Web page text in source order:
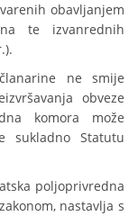
obavljanjem
te izvanrednih
ne smije
obveze
komora može
sukladno Statutu
poljoprivredna
nastavlja s